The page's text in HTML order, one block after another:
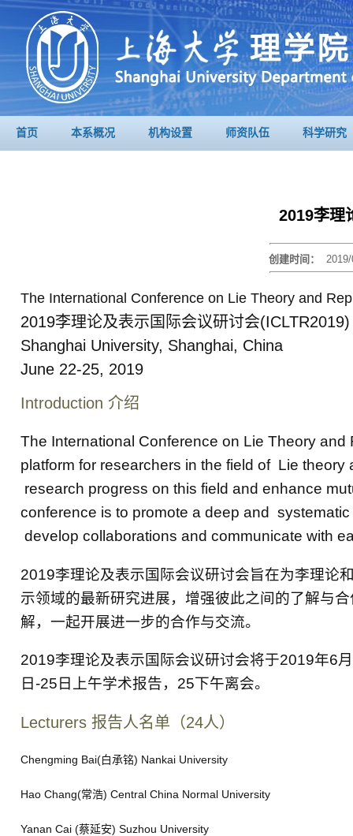
首页 本系概况 机构设置 师资队伍 科学研究
2019李理
创建时间：
The International Conference on Lie Theory and
2019李理论及表示国际会议研讨会
Shanghai University, Shanghai, China
June 22-25, 2019
Introduction 介绍
The International Conference on Lie Theory
platform for researchers in the field of Lie
research progress on this field and enhance
conference is to promote a deep and
develop collaborations and communicate with
2019李理论及表示国际会议研讨会旨在为李理论
示领域的最新研究进展，增强彼此之间的了解与
解，一起开展进一步的合作与交流。
2019李理论及表示国际会议研讨会将于2019年6
日-25日上午学术报告，25下午离会。
Lecturers 报告人名单（24人）
Chengming Bai(白承铭) Nankai University
Hao Chang(常浩) Central China Normal University
Yanan Cai (蔡延安) Suzhou University